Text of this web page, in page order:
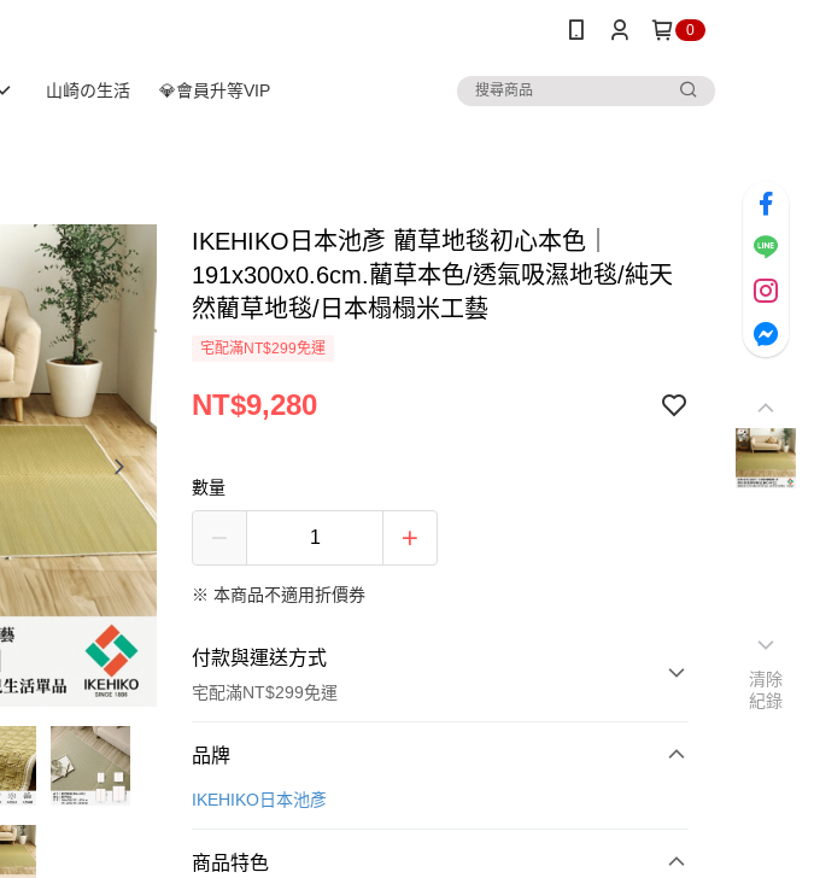
0
山崎の生活 💎會員升等VIP
IKEHIKO日本池彥 藺草地毯初心本色｜
191x300x0.6cm.藺草本色/透氣吸濕地毯/純天
然藺草地毯/日本榻榻米工藝
宅配滿NT$299免運
NT$9,280
數量
※ 本商品不適用折價券
付款與運送方式
宅配滿NT$299免運
付款方式
信用卡一次付款
品牌
IKEHIKO日本池彥
商品特色
清除
紀錄